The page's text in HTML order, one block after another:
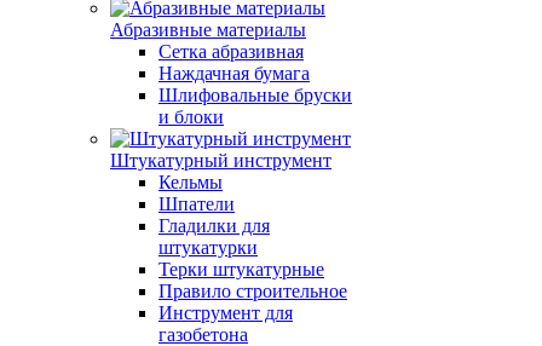
Абразивные материалы
Сетка абразивная
Наждачная бумага
Шлифовальные бруски
и блоки
Штукатурный инструмент
Кельмы
Шпатели
Гладилки для
штукатурки
Терки штукатурные
Правило строительное
Инструмент для
газобетона